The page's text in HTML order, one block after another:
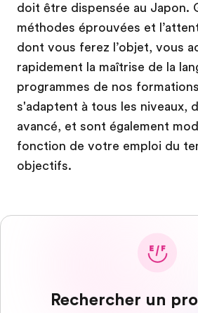
doit être dispensée au Japon.
méthodes éprouvées et
dont vous ferez l’objet, vous
rapidement la maîtrise de la
programmes de nos
s'adaptent à tous les niveaux,
avancé, et sont également
fonction de votre emploi du
objectifs.
Rechercher un